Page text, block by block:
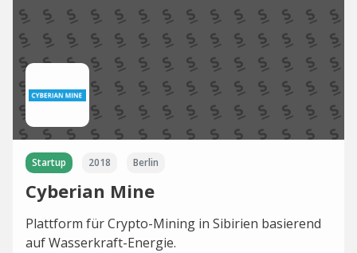
Startup 2018 Berlin
Cyberian Mine
Plattform für Crypto-Mining in Sibirien basierend
auf Wasserkraft-Energie.